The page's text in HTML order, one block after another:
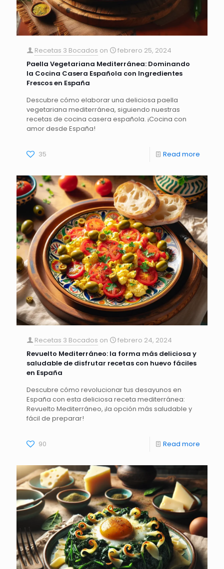
Recetas 3 Bocados on
febrero 25, 2024
Paella Vegetariana Mediterránea: Dominando
la Cocina Casera Española con Ingredientes
Frescos en España
Descubre cómo elaborar una deliciosa paella
vegetariana mediterránea, siguiendo nuestras
recetas de cocina casera española. ¡Cocina con
amor desde España!
35 Read more
Recetas 3 Bocados on
febrero 24, 2024
Revuelto Mediterráneo: la forma más deliciosa y
saludable de disfrutar recetas con huevo fáciles
en España
Descubre cómo revolucionar tus desayunos en
España con esta deliciosa receta mediterránea:
Revuelto Mediterráneo, ¡la opción más saludable y
fácil de preparar!
90 Read more